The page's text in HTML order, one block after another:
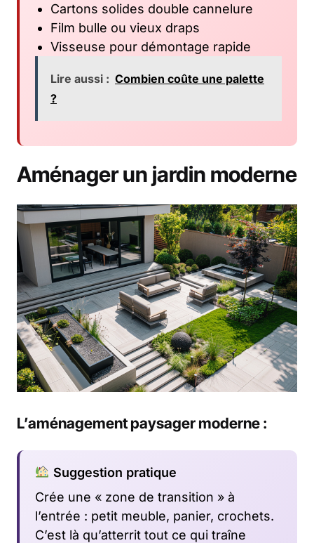
Cartons solides double cannelure
Film bulle ou vieux draps
Visseuse pour démontage rapide
Lire aussi : Combien coûte une palette
?
Aménager un jardin moderne
L’aménagement paysager moderne :
Suggestion pratique
Crée une « zone de transition » à
l’entrée : petit meuble, panier, crochets.
C’est là qu’atterrit tout ce qui traîne